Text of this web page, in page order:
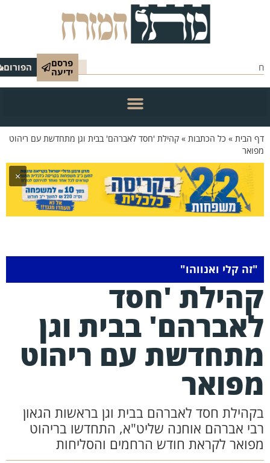
פרסם
ידיעה הפורום
הבית»כל הכתבות»קהילת 'חסד לאברהם' בבית וגן מתחדשת עם ריהוט
×
"זה קלי ואנווהו"
'חסד
בבית וגן
עם ריהוט
חסד לאברהם בבית וגן בראשות הגאון
אברהם אוחנה שליט"א, התחדשו בריהוט
לקראת חודש הרחמים והסליחות